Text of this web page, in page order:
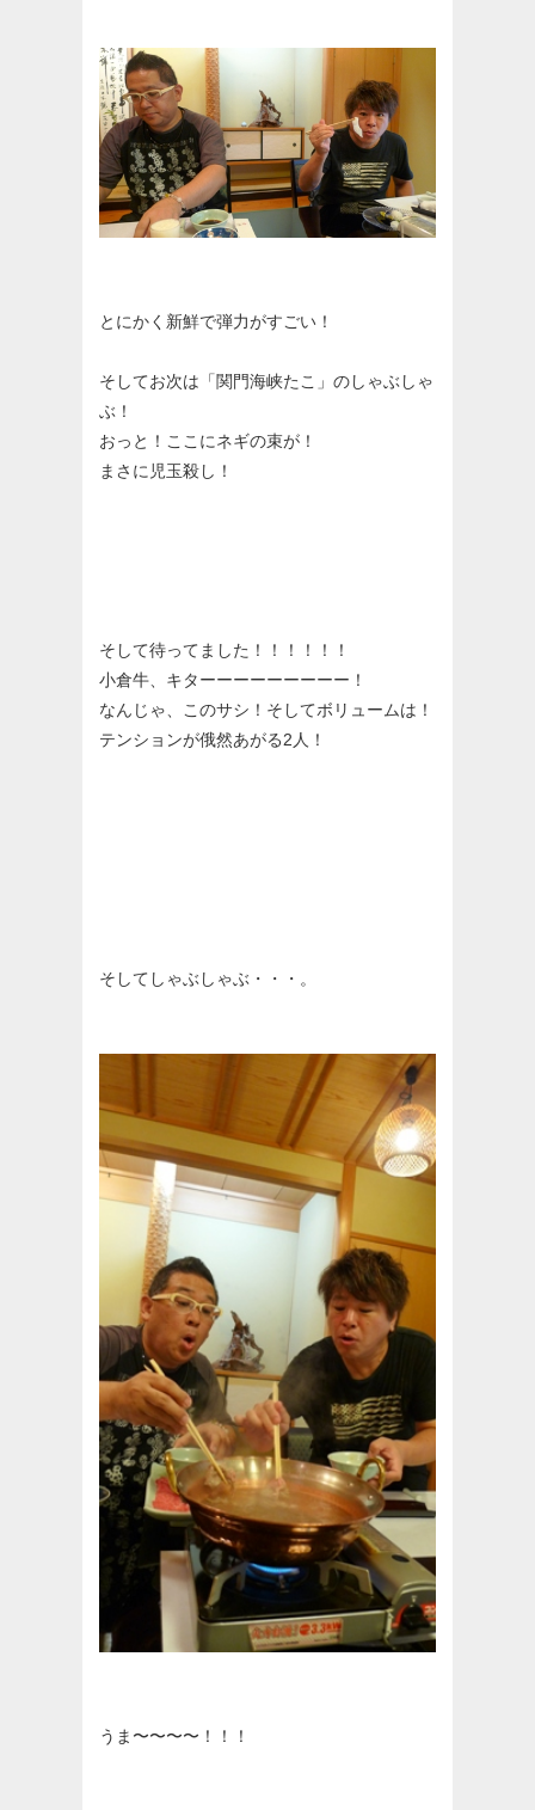
とにかく新鮮で弾力がすごい！
そしてお次は「関門海峡たこ」のしゃぶしゃ
ぶ！
おっと！ここにネギの束が！
まさに児玉殺し！
そして待ってました！！！！！！
小倉牛、キターーーーーーーーー！
なんじゃ、このサシ！そしてボリュームは！
テンションが俄然あがる2人！
そしてしゃぶしゃぶ・・・。
うま〜〜〜〜！！！